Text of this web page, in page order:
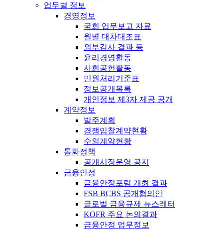
업무별 정보
경영정보
국회 업무보고 자료
월별 대차대조표
외부감사 결과 등
윤리경영활동
사회공헌활동
민원처리기준표
정보공개목록
개인정보 제3자 제공 공개
계약정보
발주계획
경쟁입찰계약현황
수의계약현황
통화정책
공개시장운영 공지
금융안정
금융안정포럼 개최 결과
FSB BCBS 공개협의안
글로벌 금융규제 뉴스레터
KOFR 주요 논의결과
금융안정 업무정보